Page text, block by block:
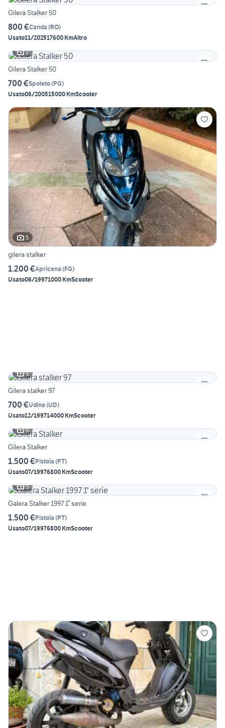
Gilera Stalker 50
800 €Canda (RO)
Usato11/202517600 KmAltro
2
Gilera Stalker 50
700 €Spoleto(PG)
Usato06/200515000 KmScooter
5
gilera stalker
1.200 €Apricena (FG)
Usato06/19971000 KmScooter
5
Gilera stalker 97
700 €Udine(UD)
Usato12/199714000 KmScooter
6
Gilera Stalker
1.500 €Pistoia (PT)
Usato07/19976800 KmScooter
5
Galera Stalker 1997 1° serie
1.500 €Pistoia (PT)
Usato07/19976800 KmScooter